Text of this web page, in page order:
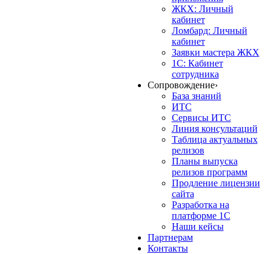
ЖКХ: Личный
кабинет
Ломбард: Личный
кабинет
Заявки мастера ЖКХ
1С: Кабинет
сотрудника
Сопровождение›
База знаний
ИТС
Сервисы ИТС
Линия консультаций
Таблица актуальных
релизов
Планы выпуска
релизов программ
Продление лицензии
сайта
Разработка на
платформе 1С
Наши кейсы
Партнерам
Контакты